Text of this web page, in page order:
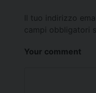
Il tuo indirizzo
campi obbligatori
Your comment